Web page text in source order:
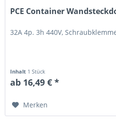
PCE Container
32A 4p. 3h 440V,
Inhalt 1 Stück
ab 16,49 € *
Merken